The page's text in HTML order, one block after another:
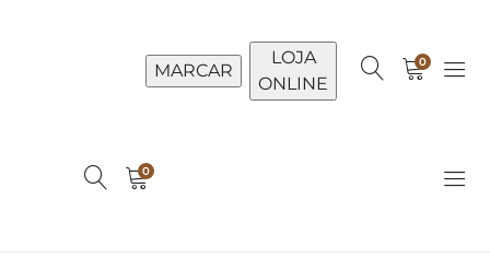
MARCAR
LOJA
ONLINE
0
0